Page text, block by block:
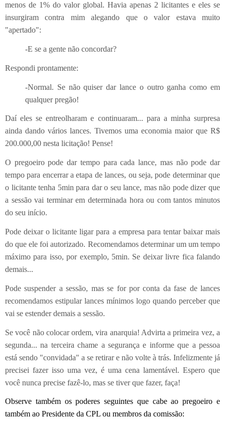
menos de 1% do valor global. Havia apenas 2 licitantes e eles se
insurgiram contra mim alegando que o valor estava muito
"apertado":
-E se a gente não concordar?
Respondi prontamente:
-Normal. Se não quiser dar lance o outro ganha como em
qualquer pregão!
Daí eles se entreolharam e continuaram... para a minha surpresa
ainda dando vários lances. Tivemos uma economia maior que R$
200.000,00 nesta licitação! Pense!
O pregoeiro pode dar tempo para cada lance, mas não pode dar
tempo para encerrar a etapa de lances, ou seja, pode determinar que
o licitante tenha 5min para dar o seu lance, mas não pode dizer que
a sessão vai terminar em determinada hora ou com tantos minutos
do seu início.
Pode deixar o licitante ligar para a empresa para tentar baixar mais
do que ele foi autorizado. Recomendamos determinar um um tempo
máximo para isso, por exemplo, 5min. Se deixar livre fica falando
demais...
Pode suspender a sessão, mas se for por conta da fase de lances
recomendamos estipular lances mínimos logo quando perceber que
vai se estender demais a sessão.
Se você não colocar ordem, vira anarquia! Advirta a primeira vez, a
segunda... na terceira chame a segurança e informe que a pessoa
está sendo "convidada" a se retirar e não volte à trás. Infelizmente já
precisei fazer isso uma vez, é uma cena lamentável. Espero que
você nunca precise fazê-lo, mas se tiver que fazer, faça!
Observe também os poderes seguintes que cabe ao pregoeiro e
também ao Presidente da CPL ou membros da comissão: